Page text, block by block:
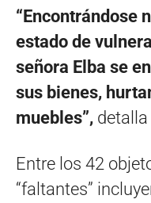
“Encontrándose
estado de
señora Elba se
sus bienes,
muebles”,
Entre los 42
“faltantes”